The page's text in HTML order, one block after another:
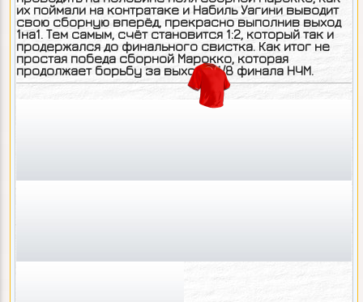
их поймали на контратаке и Набиль Уагини выводит
свою сборную вперёд, прекрасно выполнив выход
1на1. Тем самым, счёт становится 1:2, который так и
продержался до финального свистка. Как итог не
простая победа сборной Марокко, которая
продолжает борьбу за выход в 1/8 финала НЧМ.